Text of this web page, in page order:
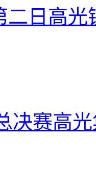
日高光
决赛高